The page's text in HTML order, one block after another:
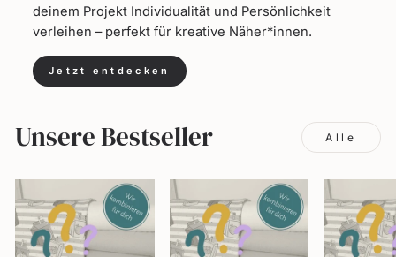
deinem Projekt Individualität und Persönlichkeit
verleihen – perfekt für kreative Näher*innen.
Jetzt entdecken
Unsere Bestseller Alle